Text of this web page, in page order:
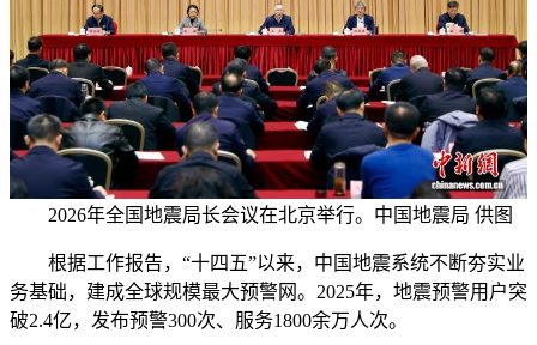
2026年全国地震局长会议在北京举行。中国地震局 供图
根据工作报告，“十四五”以来，中国地震系统不断夯实业
务基础，建成全球规模最大预警网。2025年，地震预警用户突
破2.4亿，发布预警300次、服务1800余万人次。